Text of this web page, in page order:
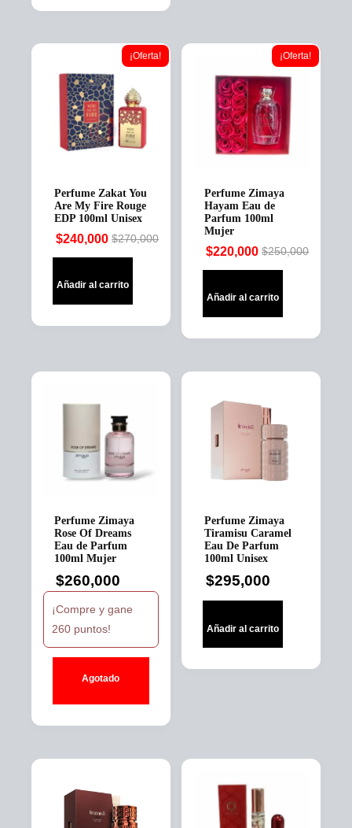
¡Oferta!
Perfume Zakat You
Are My Fire Rouge
EDP 100ml Unisex
$270,000
Original
was:
$240,000
Current
is:
Añadir al carrito
¡Oferta!
Perfume Zimaya
Hayam Eau de
Parfum 100ml
Mujer
$250,000
Original
was:
$220,000
Current
is:
Añadir al carrito
Perfume Zimaya
Rose Of Dreams
Eau de Parfum
100ml Mujer
$260,000
¡Compre y gane
260 puntos!
Agotado
Perfume Zimaya
Tiramisu Caramel
Eau De Parfum
100ml Unisex
$295,000
Añadir al carrito